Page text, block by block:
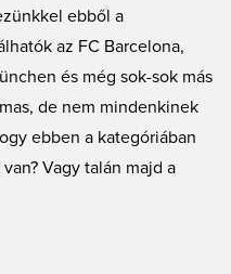
ebből a
az FC Barcelona,
és még sok-sok más
de nem mindenkinek
ebben a kategóriában
Vagy talán majd a